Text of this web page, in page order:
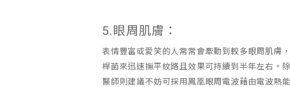
5.眼周肌膚：
表情豐富或愛笑的人常常會牽動到較多眼周肌膚
桿菌來迅速撫平紋路且效果可持續到半年左右。
醫師則建議不妨可採用鳳凰眼周電波藉由電波熱